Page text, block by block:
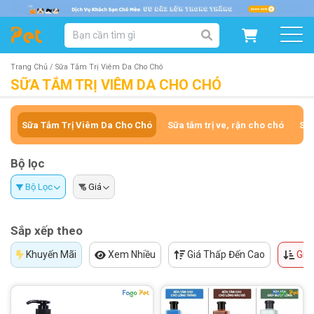
DANH MỤC SẢN PHẨM
SẢN PHẨM DÀNH CHO MÈO
SẨN PHẨM THEO THƯƠNG HIỆU
Trang Chủ / Sữa Tắm Trị Viêm Da Cho Chó
SỮA TẮM TRỊ VIÊM DA CHO CHÓ
Sữa Tắm Trị Viêm Da Cho Chó Sữa tắm trị ve, rận cho chó
Bộ lọc
Bộ Lọc Giá
Sắp xếp theo
Khuyến Mãi Xem Nhiều Giá Thấp Đến Cao Giá